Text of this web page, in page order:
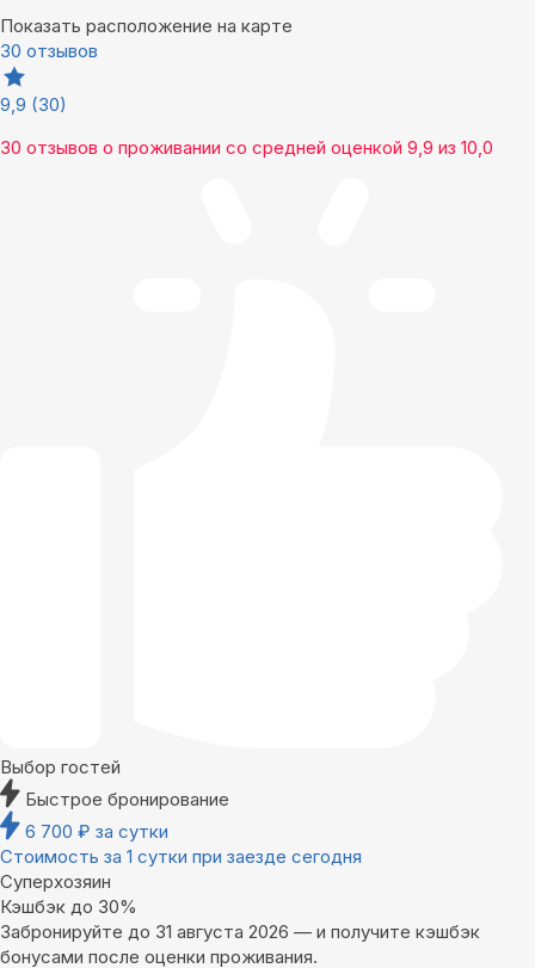
Показать расположение на карте
30 отзывов
9,9 (30)
30 отзывов о проживании со средней оценкой 9,9 из 10,0
Выбор гостей
Быстрое бронирование
6 700 ₽ за сутки
Стоимость за 1 сутки при заезде сегодня
Суперхозяин
Кэшбэк до 30%
Забронируйте до 31 августа 2026 — и получите кэшбэк
бонусами после оценки проживания.